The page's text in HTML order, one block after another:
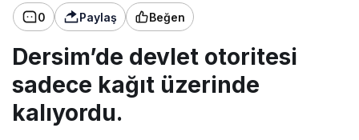
0 Paylaş Beğen
Dersim’de devlet otoritesi
sadece kağıt üzerinde
kalıyordu.